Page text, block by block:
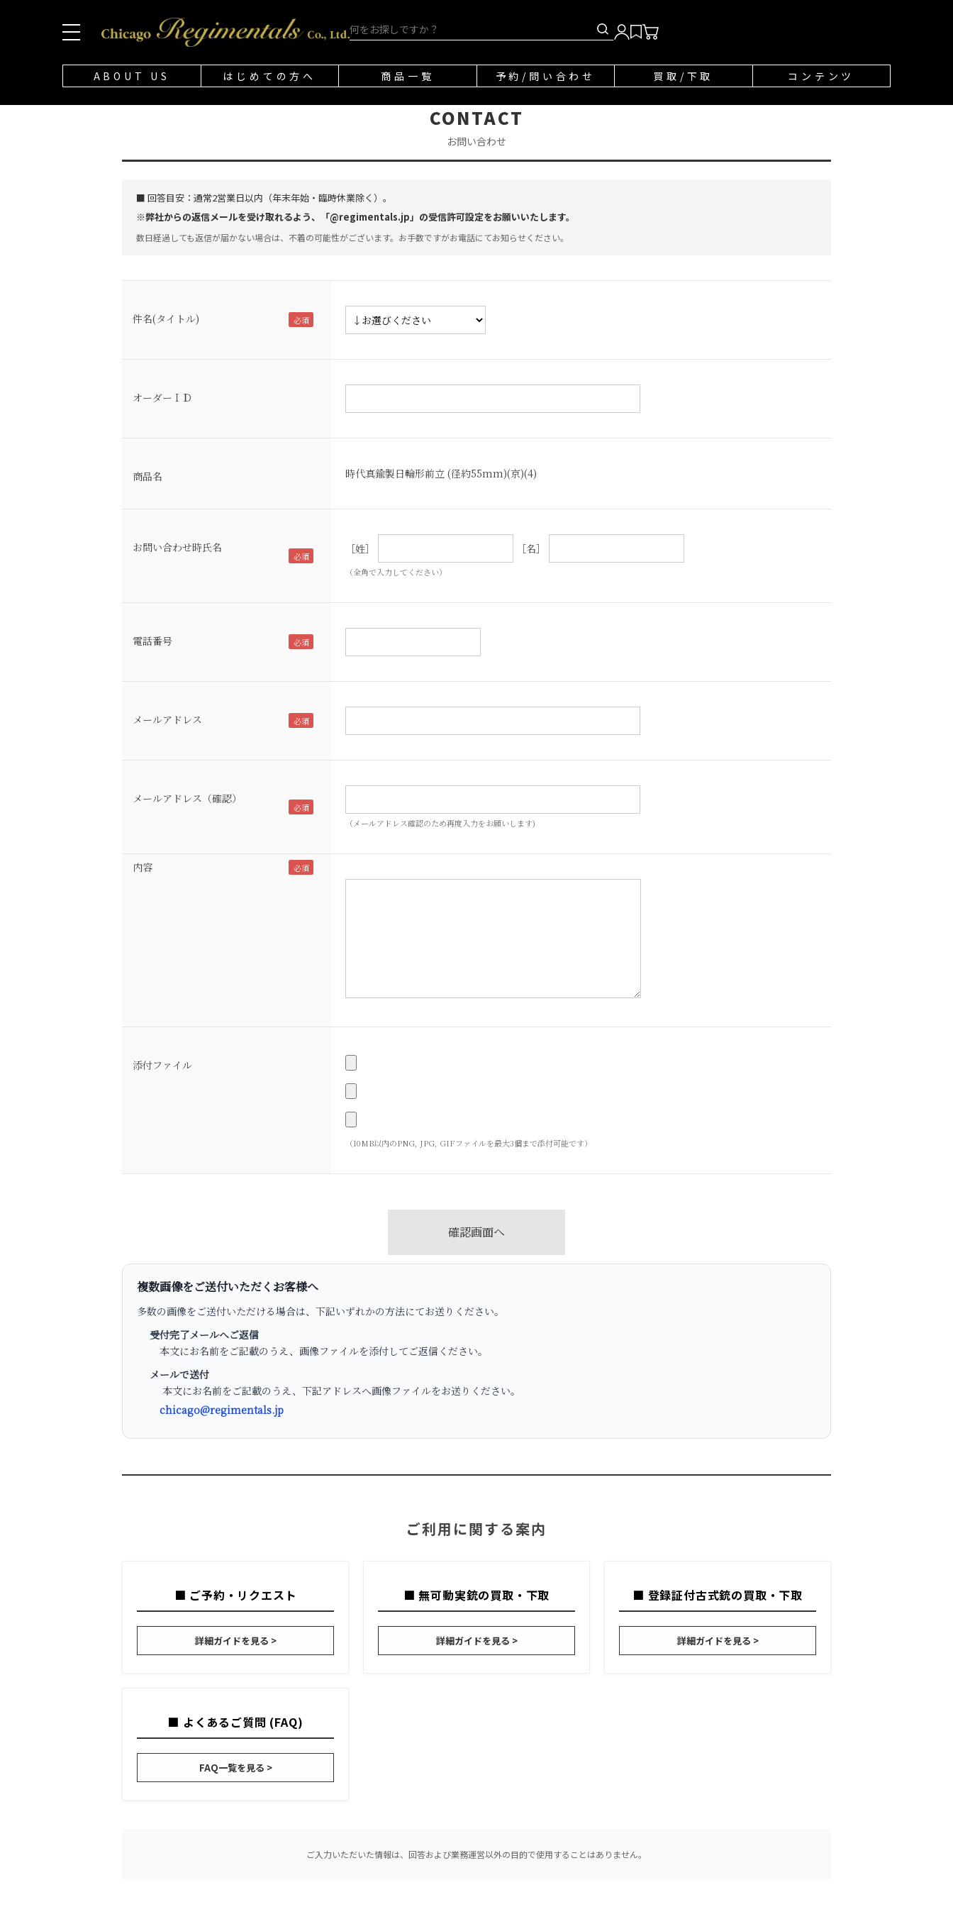
ABOUT US はじめての方へ 商品一覧 予約/問い合わせ 買取/下取 コンテンツ
CONTACT
お問い合わせ
■ 回答目安： 通常2営業日以内（年末年始・臨時休業除く）。
※弊社からの返信メールを受け取れるよう、「@regimentals.jp」の受信許可設定をお願いいたします。
数日経過しても返信が届かない場合は、不着の可能性がございます。お手数ですがお電話にてお知らせください。
件名(タイトル)
オーダーＩＤ
商品名 時代真鍮製日輪形前立 (径約55mm)(京)(4)
お問い合わせ時氏名 ［姓］ ［名］
（全角で入力してください）
電話番号
メールアドレス
メールアドレス（確認）
（メールアドレス確認のため再度入力をお願いします)
内容
添付ファイル
（10MB以内のPNG, JPG, GIFファイルを最大3個まで添付可能です）
複数画像をご送付いただくお客様へ
多数の画像をご送付いただける場合は、下記いずれかの方法にてお送りください。
受付完了メールへご返信
本文にお名前をご記載のうえ、画像ファイルを添付してご返信ください。
メールで送付
本文にお名前をご記載のうえ、下記アドレスへ画像ファイルをお送りください。
chicago@regimentals.jp
ご利用に関する案内
■ ご予約・リクエスト
詳細ガイドを見る >
■ 無可動実銃の買取・下取
詳細ガイドを見る >
■ 登録証付古式銃の買取・下取
詳細ガイドを見る >
■ よくあるご質問 (FAQ)
FAQ一覧を見る >
ご入力いただいた情報は、回答および業務運営以外の目的で使用することはありません。